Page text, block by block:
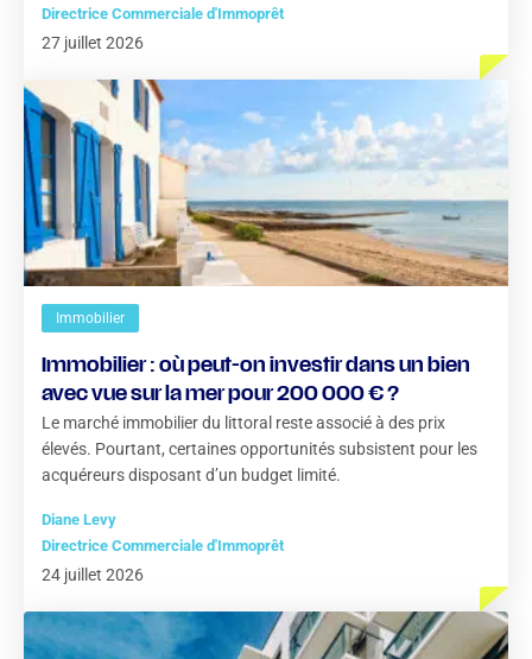
Directrice Commerciale d'Immoprêt
27 juillet 2026
Immobilier
Immobilier : où peut-on investir dans un bien
avec vue sur la mer pour 200 000 € ?
Le marché immobilier du littoral reste associé à des prix
élevés. Pourtant, certaines opportunités subsistent pour les
acquéreurs disposant d’un budget limité.
Diane Levy
Directrice Commerciale d'Immoprêt
24 juillet 2026